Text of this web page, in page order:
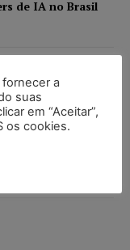
de IA no Brasil
da
a
suas
em “Aceitar”,
os cookies.